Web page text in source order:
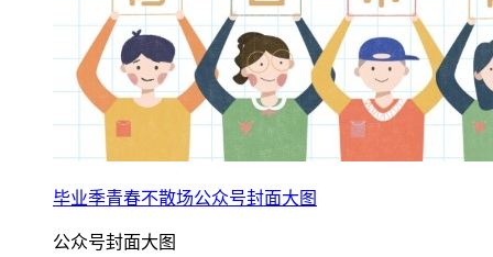
毕业季青春不散场公众号封面大图
公众号封面大图